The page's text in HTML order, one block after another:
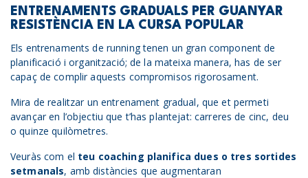
ENTRENAMENTS GRADUALS PER GUANYAR
RESISTÈNCIA EN LA CURSA POPULAR
Els entrenaments de running tenen un gran component de
planificació i organització; de la mateixa manera, has de ser
capaç de complir aquests compromisos rigorosament.
Mira de realitzar un entrenament gradual, que et permeti
avançar en l’objectiu que t’has plantejat: carreres de cinc, deu
o quinze quilòmetres.
Veuràs com el teu coaching planifica dues o tres sortides
setmanals, amb distàncies que augmentaran